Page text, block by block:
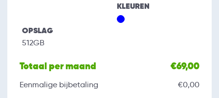
KLEUREN
OPSLAG
512GB
Totaal per maand €69,00
Eenmalige bijbetaling €0,00